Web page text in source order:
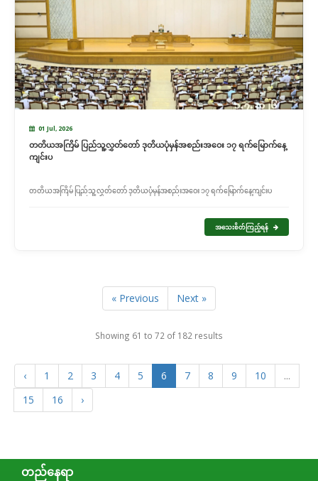
01 Jul, 2026
တတိယအကြိမ် ပြည်သူ့လွှတ်တော် ဒုတိယပုံမှန်အစည်းအဝေး ၁၇ ရက်မြောက်နေ့
ကျင်းပ
တတိယအကြိမ် ပြည်သူ့လွှတ်တော် ဒုတိယပုံမှန်အစည်းအဝေး ၁၇ ရက်မြောက်နေ့ကျင်းပ
အသေးစိတ်ကြည့်ရန်
« Previous Next »
Showing 61 to 72 of 182 results
‹ 1 2 3 4 5 6 7 8 9 10
...
15
16 ›
တည်နေရာ